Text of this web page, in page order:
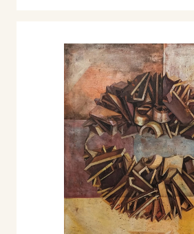
2017 - Carlo Motta. Catalogo
gli artisti italiani dal primo
53, Editoriale Giorgio
Publishing. Milano.
2017 - Arianna Sartori.
“Animalia, Natura & Arte”,
Maria Gabriella Savoia,
Mantova.
2018 - Mariano Pieroni.
FlashArt, International Edition,